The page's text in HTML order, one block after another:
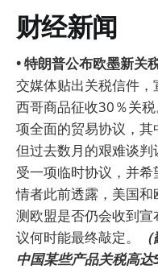
财经新闻
• 特朗普公布欧墨新关
交媒体贴出关税信件
西哥商品征收30％关
项全面的贸易协议，其
但过去数月的艰难谈
受一项临时协议，并
情者此前透露，美国
测欧盟是否仍会收到
议何时能最终敲定。
中国某些产品关税高